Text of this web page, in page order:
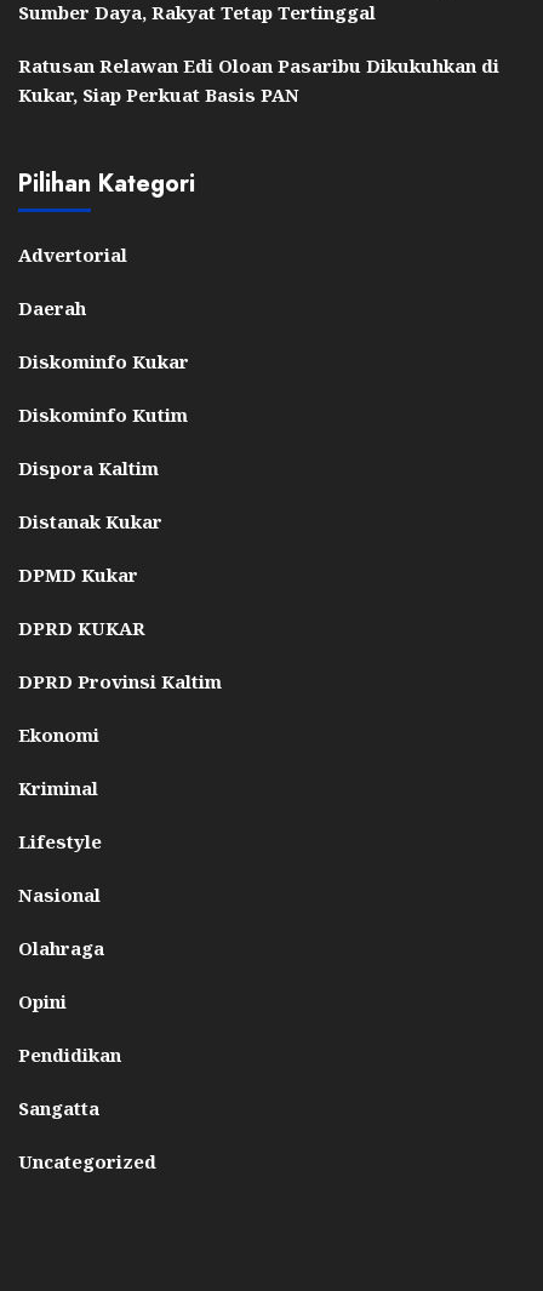
Sumber Daya, Rakyat Tetap Tertinggal
Ratusan Relawan Edi Oloan Pasaribu Dikukuhkan di
Kukar, Siap Perkuat Basis PAN
Pilihan Kategori
Advertorial
Daerah
Diskominfo Kukar
Diskominfo Kutim
Dispora Kaltim
Distanak Kukar
DPMD Kukar
DPRD KUKAR
DPRD Provinsi Kaltim
Ekonomi
Kriminal
Lifestyle
Nasional
Olahraga
Opini
Pendidikan
Sangatta
Uncategorized